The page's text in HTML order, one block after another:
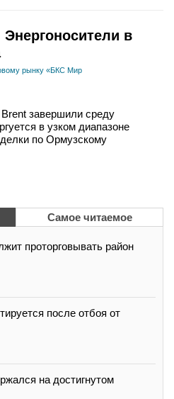
в
рынку «БКС Мир
завершили среду
в узком диапазоне
по Ормузскому
Самое читаемое
проторговывать район
после отбоя от
на достигнутом